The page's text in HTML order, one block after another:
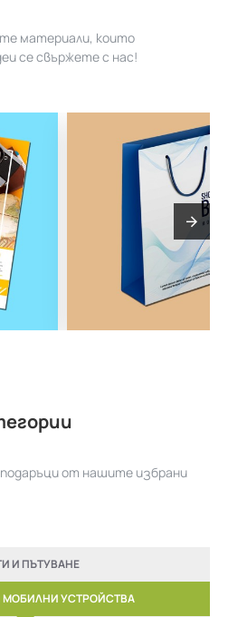
материали, които
се свържете с нас!
от нашите избрани
И ПЪТУВАНЕ
МОБИЛНИ УСТРОЙСТВА